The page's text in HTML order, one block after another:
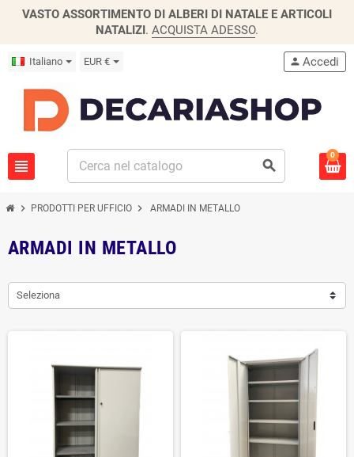
VASTO ASSORTIMENTO DI ALBERI DI NATALE E ARTICOLI
NATALIZI. ACQUISTA ADESSO.
Italiano EUR €
view_headline search
person Accedi
0
chevron_right PRODOTTI PER UFFICIO chevron_right ARMADI IN METALLO
ARMADI IN METALLO
Seleziona